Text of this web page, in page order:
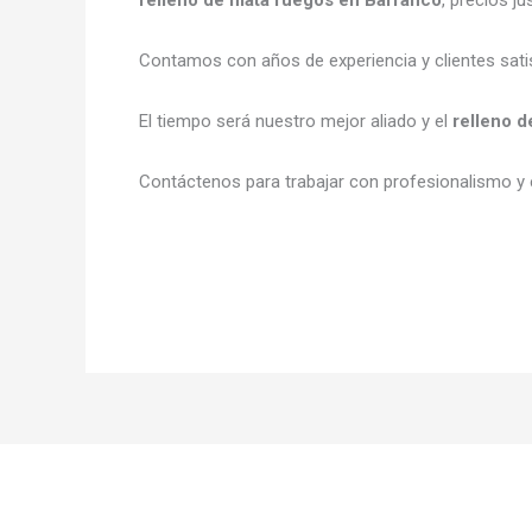
Contamos con años de experiencia y clientes
El tiempo será nuestro mejor aliado y el relleno
Contáctenos para trabajar con profesionalismo y